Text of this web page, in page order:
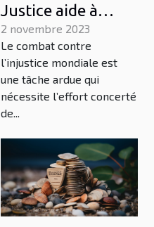
Justice aide à
lutter contre
l'injustice
mondiale
2 novembre 2023
Le combat contre
l’injustice mondiale est
une tâche ardue qui
nécessite l’effort concerté
de...